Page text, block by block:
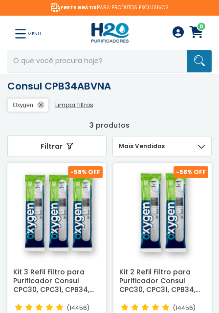
FRETE GRÁTISPARA PRODUTOS EXCLUSIVOS
MENU
0
Consul CPB34ABVNA
Oxygen Limpar filtros
3 produtos
Filtrar
-58% OFF
Kit 3 Refil Filtro para
Purificador Consul
CPC30, CPC31, CPB34,
Compatível
(14456)
-58% OFF
Kit 2 Refil Filtro para
Purificador Consul
CPC30, CPC31, CPB34,
Compatível
(14456)